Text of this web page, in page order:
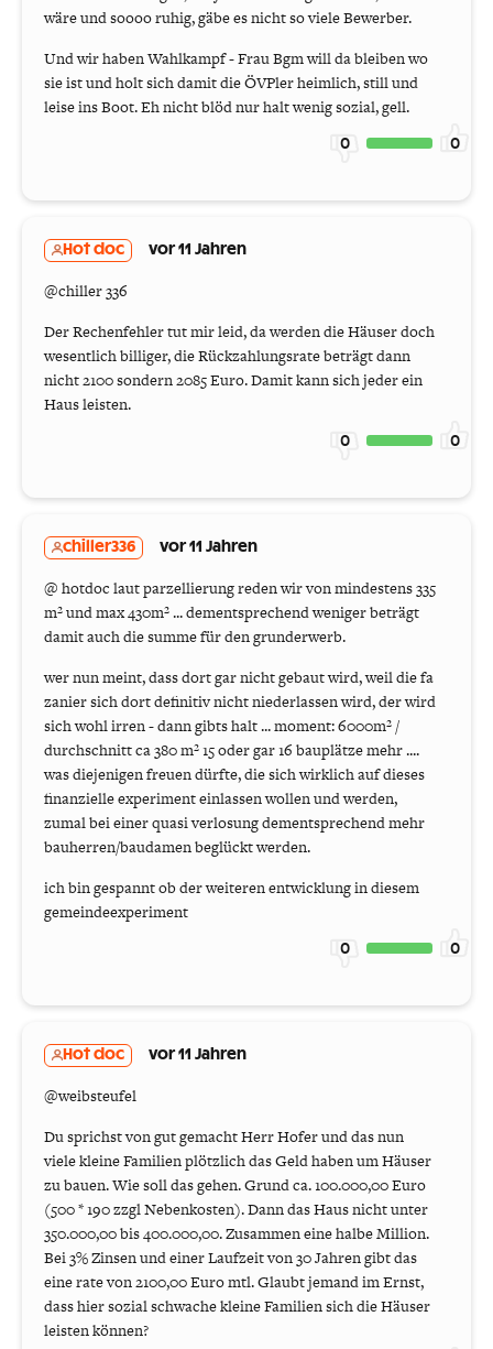
wäre und soooo ruhig, gäbe es nicht so viele Bewerber.
Und wir haben Wahlkampf - Frau Bgm will da bleiben wo
sie ist und holt sich damit die ÖVPler heimlich, still und
leise ins Boot. Eh nicht blöd nur halt wenig sozial, gell.
0 0
Hot doc vor 11 Jahren
@chiller 336
Der Rechenfehler tut mir leid, da werden die Häuser doch
wesentlich billiger, die Rückzahlungsrate beträgt dann
nicht 2100 sondern 2085 Euro. Damit kann sich jeder ein
Haus leisten.
0 0
chiller336 vor 11 Jahren
@ hotdoc laut parzellierung reden wir von mindestens 335
m² und max 430m² ... dementsprechend weniger beträgt
damit auch die summe für den grunderwerb.
wer nun meint, dass dort gar nicht gebaut wird, weil die fa
zanier sich dort definitiv nicht niederlassen wird, der wird
sich wohl irren - dann gibts halt ... moment: 6000m² /
durchschnitt ca 380 m² 15 oder gar 16 bauplätze mehr ....
was diejenigen freuen dürfte, die sich wirklich auf dieses
finanzielle experiment einlassen wollen und werden,
zumal bei einer quasi verlosung dementsprechend mehr
bauherren/baudamen beglückt werden.
ich bin gespannt ob der weiteren entwicklung in diesem
gemeindeexperiment
0 0
Hot doc vor 11 Jahren
@weibsteufel
Du sprichst von gut gemacht Herr Hofer und das nun
viele kleine Familien plötzlich das Geld haben um Häuser
zu bauen. Wie soll das gehen. Grund ca. 100.000,00 Euro
(500 * 190 zzgl Nebenkosten). Dann das Haus nicht unter
350.000,00 bis 400.000,00. Zusammen eine halbe Million.
Bei 3% Zinsen und einer Laufzeit von 30 Jahren gibt das
eine rate von 2100,00 Euro mtl. Glaubt jemand im Ernst,
dass hier sozial schwache kleine Familien sich die Häuser
leisten können?